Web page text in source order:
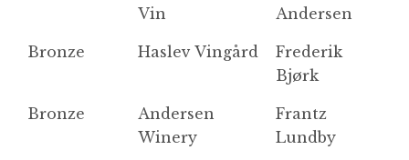
Vin
Andersen
Bronze Haslev Vingård
Frederik
Bjørk
Bronze
Andersen
Winery
Frantz
Lundby